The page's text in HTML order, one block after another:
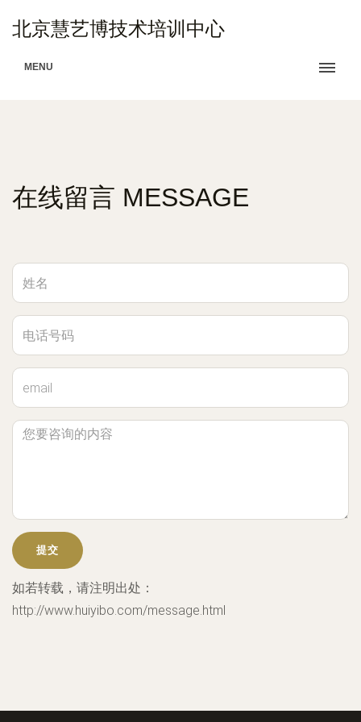
北京慧艺博技术培训中心
MENU
在线留言 MESSAGE
如若转载，请注明出处：
http://www.huiyibo.com/message.html